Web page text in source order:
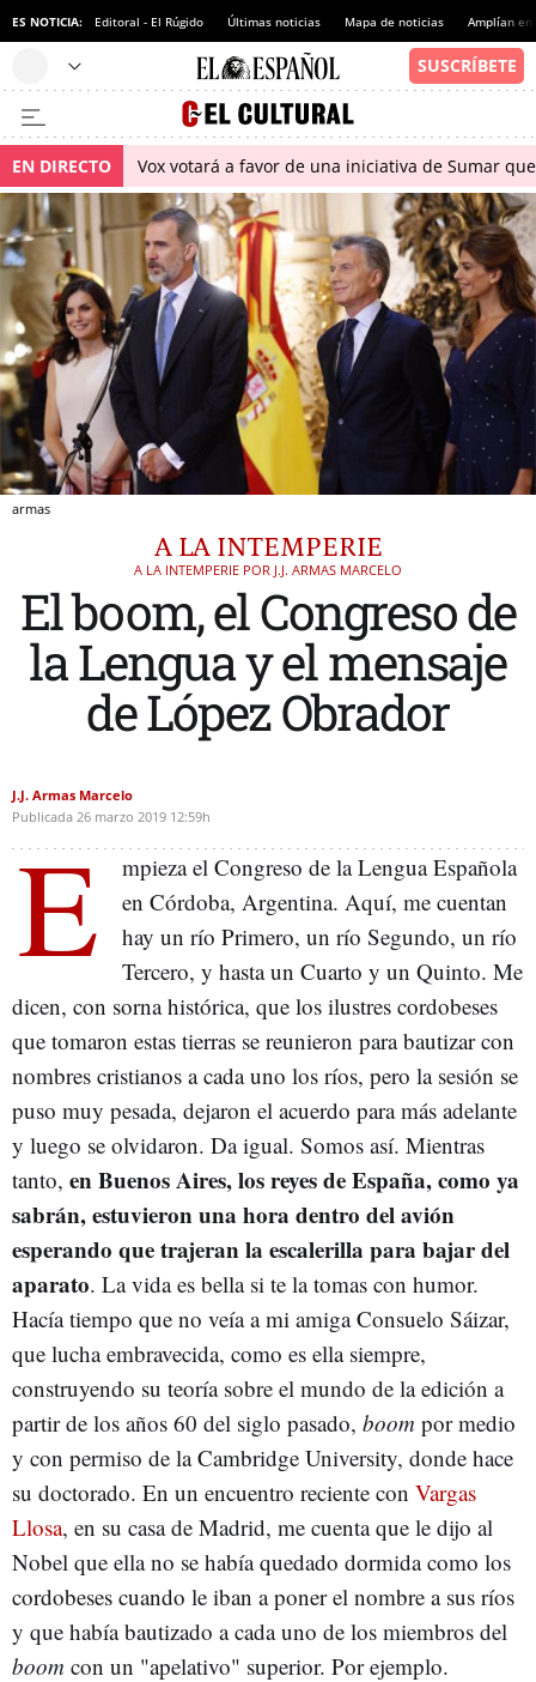
ES NOTICIA: Editoral - El Rúgido Últimas noticias Mapa de noticias Amplían
EN DIRECTO Vox votará a favor de una iniciativa de Sumar
armas
A LA INTEMPERIE
A LA INTEMPERIE POR J.J. ARMAS MARCELO
El boom, el Congreso de
la Lengua y el mensaje
de López Obrador
J.J. Armas Marcelo
Publicada 26 marzo 2019 12:59h
E
mpieza el Congreso de la Lengua Española
en Córdoba, Argentina. Aquí, me cuentan
hay un río Primero, un río Segundo, un río
Tercero, y hasta un Cuarto y un Quinto. Me
dicen, con sorna histórica, que los ilustres cordobeses
que tomaron estas tierras se reunieron para bautizar con
nombres cristianos a cada uno los ríos, pero la sesión se
puso muy pesada, dejaron el acuerdo para más adelante
y luego se olvidaron. Da igual. Somos así. Mientras
tanto, en Buenos Aires, los reyes de España, como ya
sabrán, estuvieron una hora dentro del avión
esperando que trajeran la escalerilla para bajar del
aparato. La vida es bella si te la tomas con humor.
Hacía tiempo que no veía a mi amiga Consuelo Sáizar,
que lucha embravecida, como es ella siempre,
construyendo su teoría sobre el mundo de la edición a
partir de los años 60 del siglo pasado, boom por medio
y con permiso de la Cambridge University, donde hace
su doctorado. En un encuentro reciente con Vargas
Llosa, en su casa de Madrid, me cuenta que le dijo al
Nobel que ella no se había quedado dormida como los
cordobeses cuando le iban a poner el nombre a sus ríos
y que había bautizado a cada uno de los miembros del
boom con un "apelativo" superior. Por ejemplo.